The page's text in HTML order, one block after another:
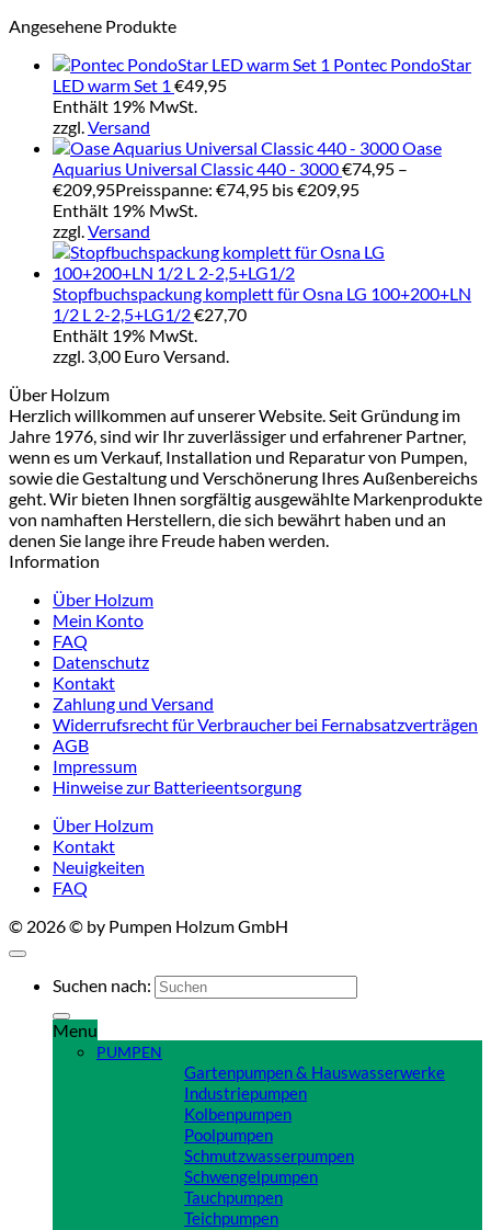
Angesehene Produkte
Pontec PondoStar
LED warm Set 1 €49,95
Enthält 19% MwSt.
zzgl.Versand
Oase
Aquarius Universal Classic 440 - 3000€74,95 –
€209,95Preisspanne: €74,95 bis €209,95
Enthält 19% MwSt.
zzgl.Versand
Stopfbuchspackung komplett für Osna LG 100+200+LN
1/2 L 2-2,5+LG1/2€27,70
Enthält 19% MwSt.
zzgl. 3,00 Euro Versand.
Über Holzum
Herzlich willkommen auf unserer Website. Seit Gründung im
Jahre 1976, sind wir Ihr zuverlässiger und erfahrener Partner,
wenn es um Verkauf, Installation und Reparatur von Pumpen,
sowie die Gestaltung und Verschönerung Ihres Außenbereichs
geht. Wir bieten Ihnen sorgfältig ausgewählte Markenprodukte
von namhaften Herstellern, die sich bewährt haben und an
denen Sie lange ihre Freude haben werden.
Information
Über Holzum
Mein Konto
FAQ
Datenschutz
Kontakt
Zahlung und Versand
Widerrufsrecht für Verbraucher bei Fernabsatzverträgen
AGB
Impressum
Hinweise zur Batterieentsorgung
Über Holzum
Kontakt
Neuigkeiten
FAQ
© 2026 © by Pumpen Holzum GmbH
Suchen nach:
Menu
PUMPEN
Gartenpumpen & Hauswasserwerke
Industriepumpen
Kolbenpumpen
Poolpumpen
Schmutzwasserpumpen
Schwengelpumpen
Tauchpumpen
Teichpumpen